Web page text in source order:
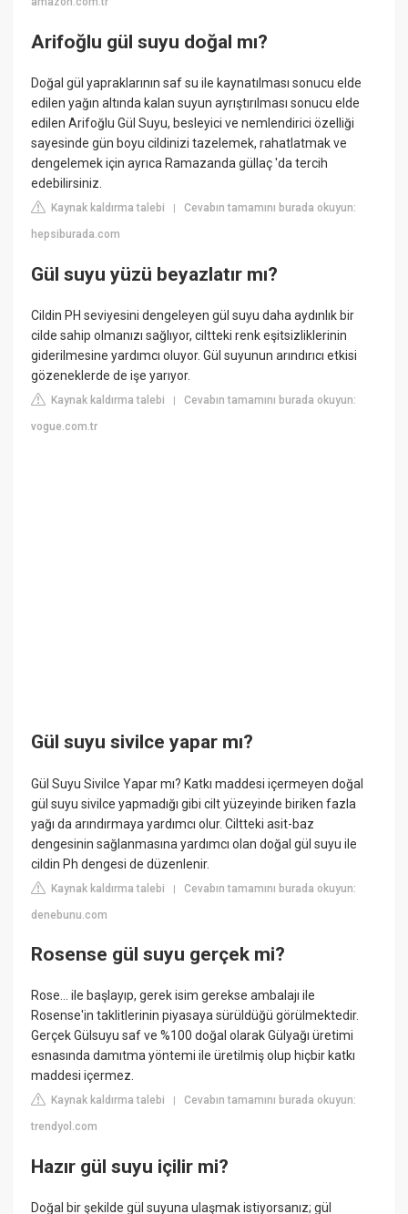
Arifoğlu gül suyu doğal mı?
Doğal gül yapraklarının saf su ile kaynatılması sonucu elde
edilen yağın altında kalan suyun ayrıştırılması sonucu elde
edilen Arifoğlu Gül Suyu, besleyici ve nemlendirici özelliği
sayesinde gün boyu cildinizi tazelemek, rahatlatmak ve
dengelemek için ayrıca Ramazanda güllaç 'da tercih
edebilirsiniz.
Kaynak kaldırma talebi |Cevabın tamamını burada okuyun:
hepsiburada.com
Gül suyu yüzü beyazlatır mı?
Cildin PH seviyesini dengeleyen gül suyu daha aydınlık bir
cilde sahip olmanızı sağlıyor, ciltteki renk eşitsizliklerinin
giderilmesine yardımcı oluyor. Gül suyunun arındırıcı etkisi
gözeneklerde de işe yarıyor.
Kaynak kaldırma talebi |Cevabın tamamını burada okuyun:
vogue.com.tr
Gül suyu sivilce yapar mı?
Gül Suyu Sivilce Yapar mı? Katkı maddesi içermeyen doğal
gül suyu sivilce yapmadığı gibi cilt yüzeyinde biriken fazla
yağı da arındırmaya yardımcı olur. Ciltteki asit-baz
dengesinin sağlanmasına yardımcı olan doğal gül suyu ile
cildin Ph dengesi de düzenlenir.
Kaynak kaldırma talebi |Cevabın tamamını burada okuyun:
denebunu.com
Rosense gül suyu gerçek mi?
Rose… ile başlayıp, gerek isim gerekse ambalajı ile
Rosense'in taklitlerinin piyasaya sürüldüğü görülmektedir.
Gerçek Gülsuyu saf ve %100 doğal olarak Gülyağı üretimi
esnasında damıtma yöntemi ile üretilmiş olup hiçbir katkı
maddesi içermez.
Kaynak kaldırma talebi |Cevabın tamamını burada okuyun:
trendyol.com
Hazır gül suyu içilir mi?
Doğal bir şekilde gül suyuna ulaşmak istiyorsanız; gül